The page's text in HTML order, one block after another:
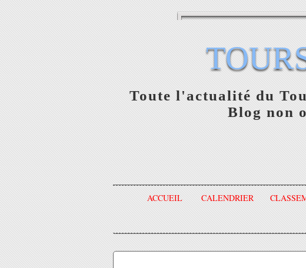
Toute l'actualité du
Blog non
ACCUEIL CALENDRIER